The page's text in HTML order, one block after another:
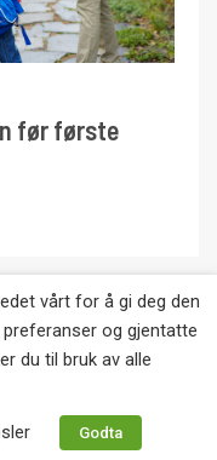
før første
av Roy’s
bilder og
med utgiver.
vårt for å gi deg den
og gjentatte
du til bruk av alle
Godta